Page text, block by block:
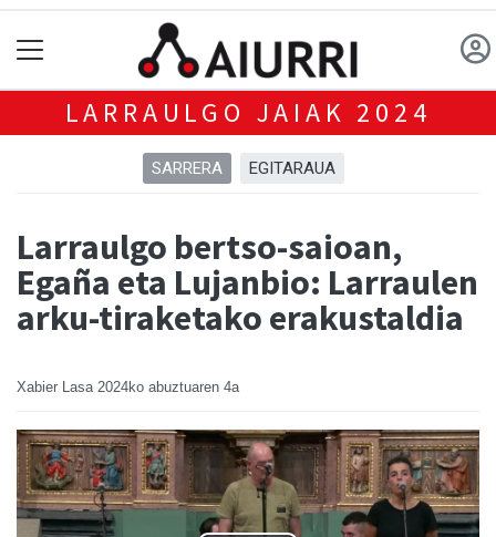
LARRAULGO JAIAK 2024
SARRERA EGITARAUA
Larraulgo bertso-saioan,
Egaña eta Lujanbio: Larraulen
arku-tiraketako erakustaldia
Xabier Lasa 2024ko abuztuaren 4a